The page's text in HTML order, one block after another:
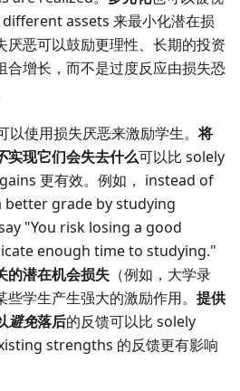
assets 来最小化潜在损
厌恶可以鼓励更理性、长期的投资
合增长，而不是过度反应由损失恐
以使用损失厌恶来激励学生。将
实现它们会失去什么可以比 solely
更有效。例如， instead of
better grade by studying
"You risk losing a good
enough time to studying."
的潜在机会损失 （例如，大学录
学生产生强大的激励作用。 提供
避免落后的反馈可以比 solely
strengths 的反馈更有影响